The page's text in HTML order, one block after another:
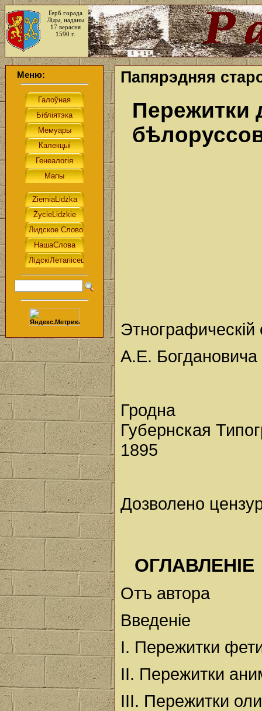
Герб горада
Ліды, наданы
17 верасня
1590 г.
Меню: Папярэдняя
Пережитки
Этнографическiй
А.Е. Богдановича
Гродна
Губернская
1895
Дозволено
ОГЛАВЛЕНIЕ
Отъ автора
Введенiе
I. Пережитки
II. Пережитки
III. Пережитки